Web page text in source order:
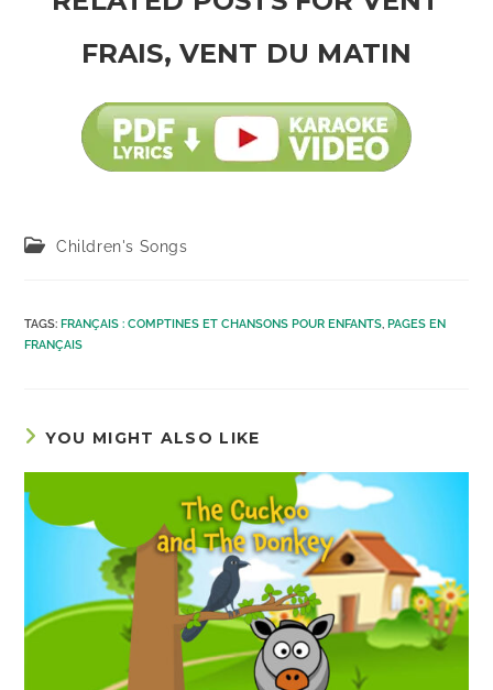
FRAIS, VENT DU MATIN
PostChildren's Songs
TAGS: FRANÇAIS : COMPTINES ET CHANSONS POUR ENFANTS, PAGES EN
FRANÇAIS
YOU MIGHT ALSO LIKE